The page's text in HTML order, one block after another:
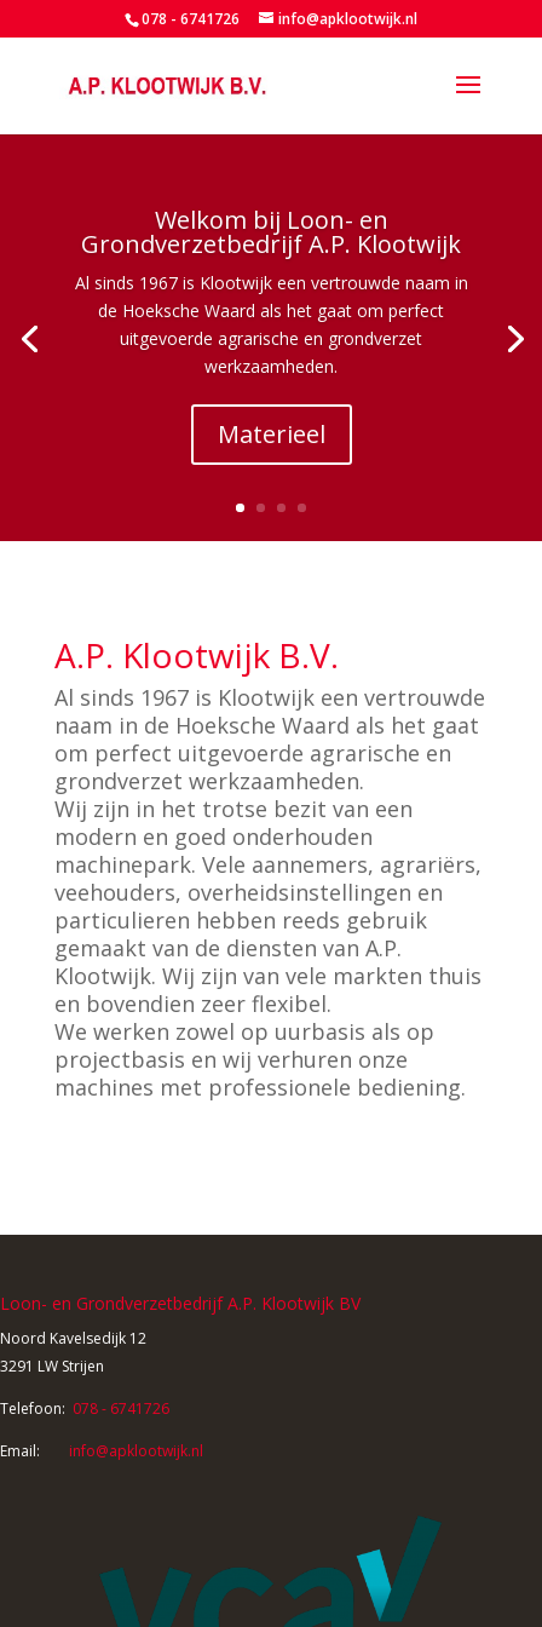
078 - 6741726 info@apklootwijk.nl
Welkom bij Loon- en
Grondverzetbedrijf A.P. Klootwijk
Al sinds 1967 is Klootwijk een vertrouwde naam in
de Hoeksche Waard als het gaat om perfect
uitgevoerde agrarische en grondverzet
werkzaamheden.
Materieel
A.P. Klootwijk B.V.
Al sinds 1967 is Klootwijk een vertrouwde
naam in de Hoeksche Waard als het gaat
om perfect uitgevoerde agrarische en
grondverzet werkzaamheden.
Wij zijn in het trotse bezit van een
modern en goed onderhouden
machinepark. Vele aannemers, agrariërs,
veehouders, overheidsinstellingen en
particulieren hebben reeds gebruik
gemaakt van de diensten van A.P.
Klootwijk. Wij zijn van vele markten thuis
en bovendien zeer flexibel.
We werken zowel op uurbasis als op
projectbasis en wij verhuren onze
machines met professionele bediening.
Loon- en Grondverzetbedrijf A.P. Klootwijk BV
Noord Kavelsedijk 12
3291 LW Strijen
Telefoon: 078 - 6741726
Email: info@apklootwijk.nl